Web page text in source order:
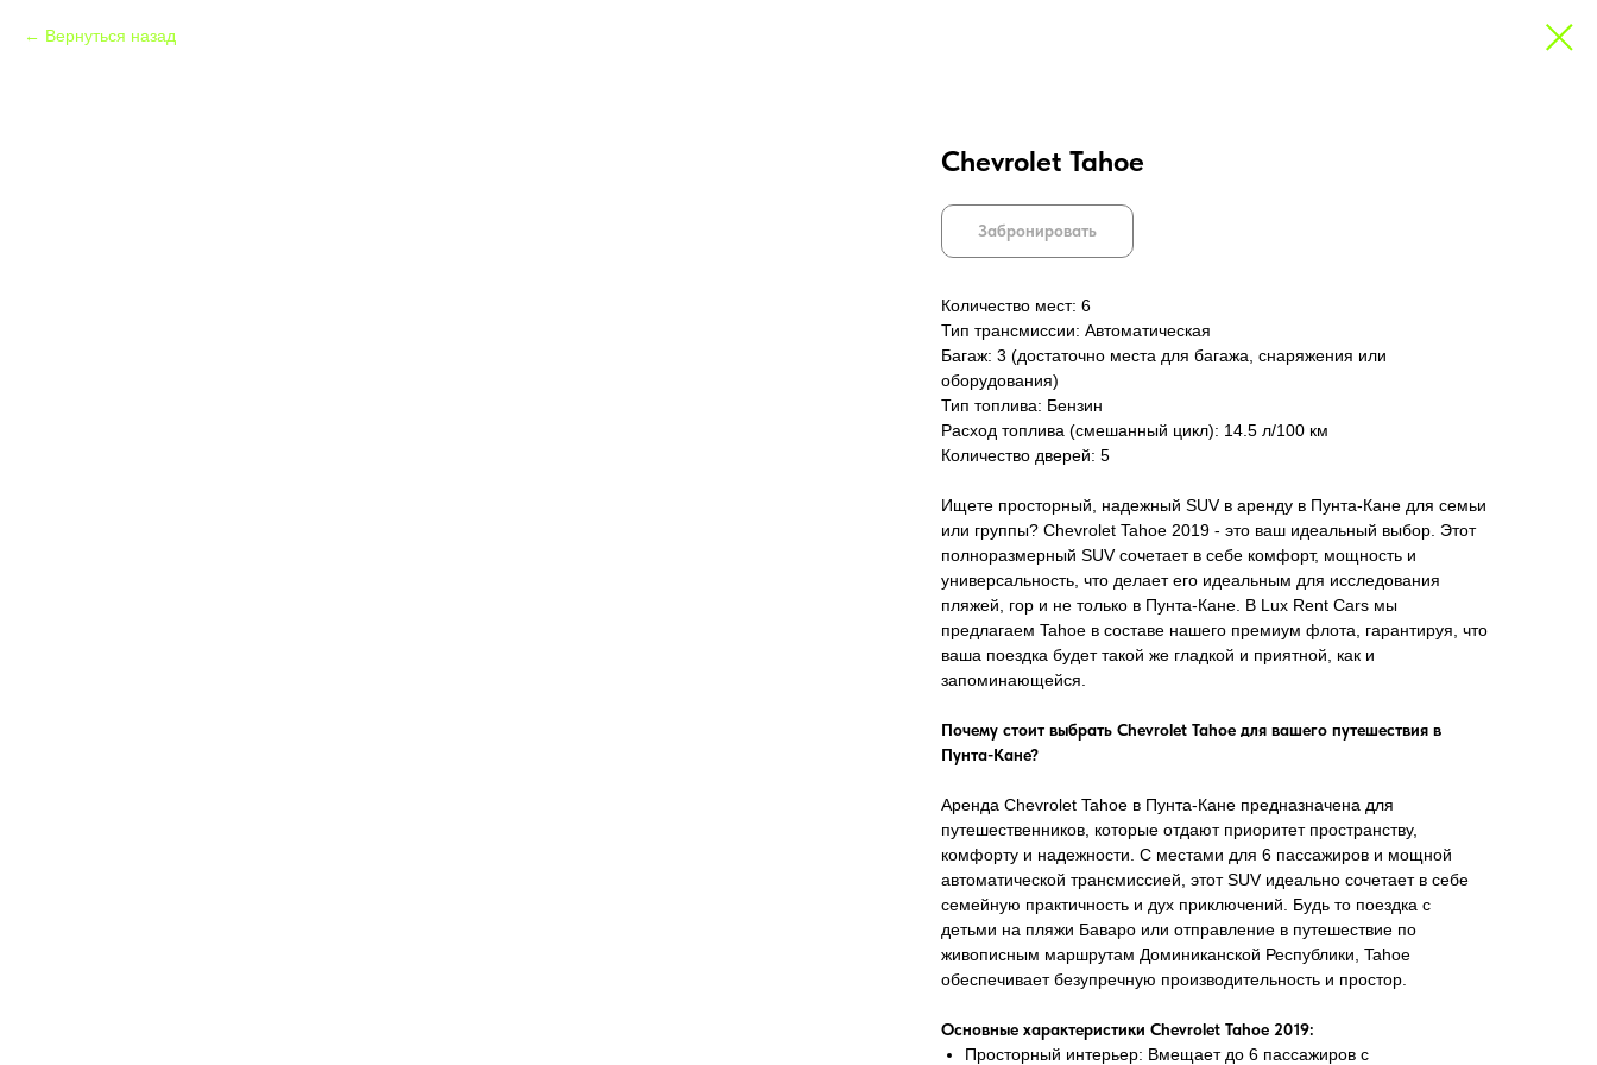
Вернуться назад
Chevrolet Tahoe
Забронировать
Количество мест: 6
Тип трансмиссии: Автоматическая
Багаж: 3 (достаточно места для багажа, снаряжения или
оборудования)
Тип топлива: Бензин
Расход топлива (смешанный цикл): 14.5 л/100 км
Количество дверей: 5
Ищете просторный, надежный SUV в аренду в Пунта-Кане для семьи
или группы? Chevrolet Tahoe 2019 - это ваш идеальный выбор. Этот
полноразмерный SUV сочетает в себе комфорт, мощность и
универсальность, что делает его идеальным для исследования
пляжей, гор и не только в Пунта-Кане. В Lux Rent Cars мы
предлагаем Tahoe в составе нашего премиум флота, гарантируя, что
ваша поездка будет такой же гладкой и приятной, как и
запоминающейся.
Почему стоит выбрать Chevrolet Tahoe для вашего путешествия в
Пунта-Кане?
Аренда Chevrolet Tahoe в Пунта-Кане предназначена для
путешественников, которые отдают приоритет пространству,
комфорту и надежности. С местами для 6 пассажиров и мощной
автоматической трансмиссией, этот SUV идеально сочетает в себе
семейную практичность и дух приключений. Будь то поездка с
детьми на пляжи Баваро или отправление в путешествие по
живописным маршрутам Доминиканской Республики, Tahoe
обеспечивает безупречную производительность и простор.
Основные характеристики Chevrolet Tahoe 2019:
Просторный интерьер: Вмещает до 6 пассажиров с